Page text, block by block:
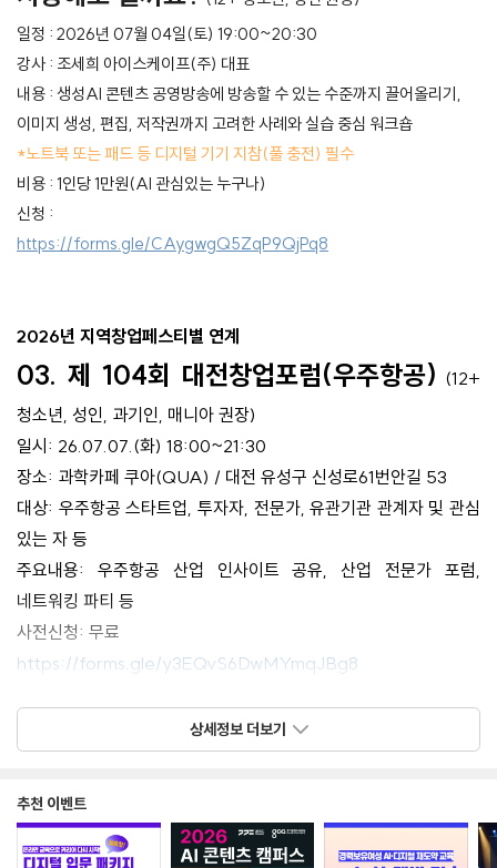
일정 : 2026년 07월 04일(토) 19:00~20:30
강사 : 조세희 아이스케이프(주) 대표
내용 : 생성AI 콘텐츠 공영방송에 방송할 수 있는 수준까지 끌어올리기,
이미지 생성, 편집, 저작권까지 고려한 사례와 실습 중심 워크숍
*노트북 또는 패드 등 디지털 기기 지참(풀 충전) 필수
비용 : 1인당 1만원(AI 관심있는 누구나)
신청 :
https://forms.gle/CAygwgQ5ZqP9QjPq8
2026년 지역창업페스티별 연계
03. 제 104회 대전창업포럼(우주항공) (12+
청소년, 성인, 과기인, 매니아 권장)
일시: 26.07.07.(화) 18:00~21:30
장소: 과학카페 쿠아(QUA) / 대전 유성구 신성로61번안길 53
대상: 우주항공 스타트업, 투자자, 전문가, 유관기관 관계자 및 관심
있는 자 등
주요내용: 우주항공 산업 인사이트 공유, 산업 전문가 포럼,
네트워킹 파티 등
사전신청: 무료
https://forms.gle/y3EQvS6DwMYmqJBg8
04.#꼬마우주인 26회차 : 달력 속 우주
상세정보 더보기
추천 이벤트